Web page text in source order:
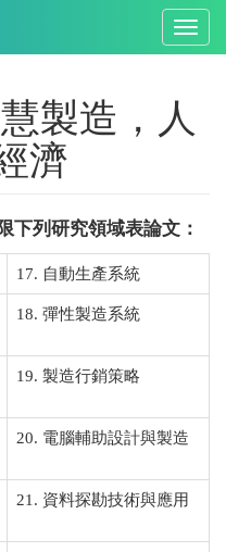
製造，人
濟
下列研究領域表論文：
17. 自動生產系統
18. 彈性製造系統
19. 製造行銷策略
20. 電腦輔助設計與製造
21. 資料探勘技術與應用